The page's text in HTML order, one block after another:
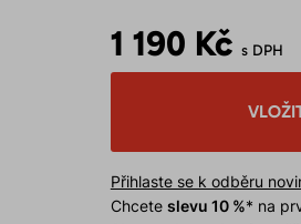
1 190 Kč s DPH
Přihlaste se k odběru
Chcete slevu 10 %* na